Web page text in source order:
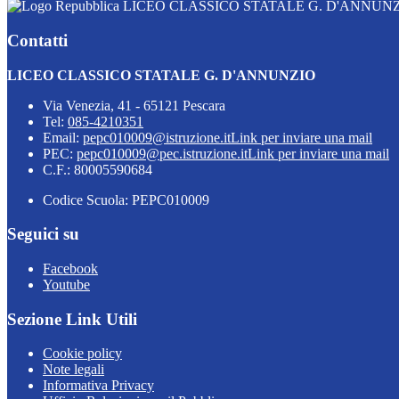
LICEO CLASSICO STATALE G.
Contatti
LICEO CLASSICO STATALE G. D'ANNUNZIO
Via Venezia, 41 - 65121 Pescara
Tel: 085-4210351
Email: pepc010009@istruzione.itLink per inviare una mail
PEC: pepc010009@pec.istruzione.itLink per inviare una mail
C.F.: 80005590684
Codice Scuola: PEPC010009
Seguici su
Facebook
Youtube
Sezione Link Utili
Cookie policy
Note legali
Informativa Privacy